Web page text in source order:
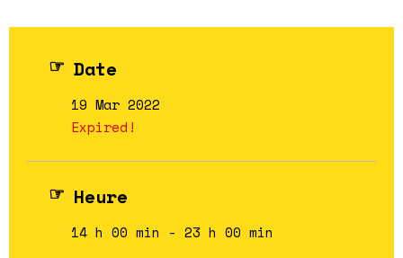
Date
19 Mar 2022
Expired!
Heure
14 h 00 min - 23 h 00 min